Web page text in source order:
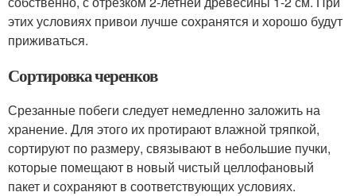
этих условиях привои лучше сохранятся и хорошо будут
приживаться.
Сортировка черенков
Срезанные побеги следует немедленно заложить на
хранение. Для этого их протирают влажной тряпкой,
сортируют по размеру, связывают в небольшие пучки,
которые помещают в новый чистый целлофановый
пакет и сохраняют в соответствующих условиях.